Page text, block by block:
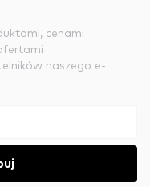
cenami
naszego e-